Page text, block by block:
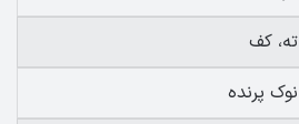
ته، کف
نوک پرنده